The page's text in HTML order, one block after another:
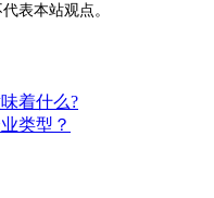
表本站观点。
着什么?
类型？